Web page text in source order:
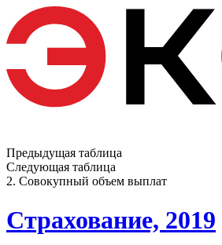
Предыдущая таблица
Следующая таблица
2. Совокупный объем выплат
Страхование, 2019